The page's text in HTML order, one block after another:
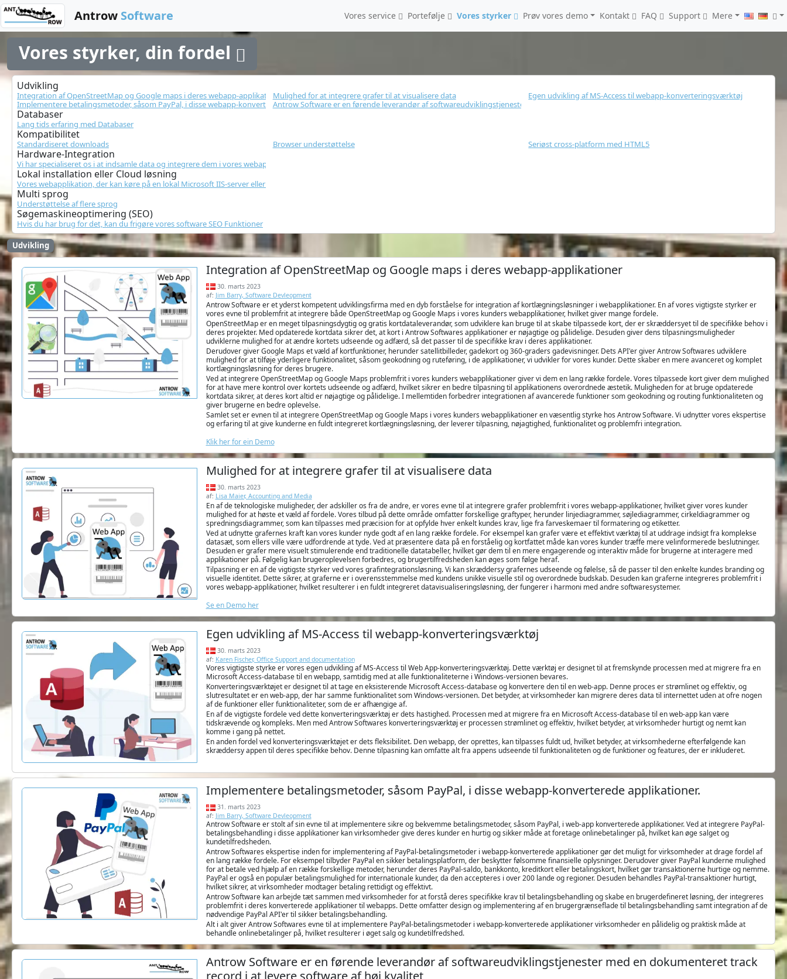
Antrow Software Vores service Portefølje Vores styrker Prøv vores demo Kontakt FAQ Support Mere
Vores styrker, din fordel
Udvikling
Integration af OpenStreetMap og Google maps i deres webapp-applikationerMulighed for at integrere grafer til at visualisere data
Egen udvikling af MS-Access til webapp-konverteringsværktøj
Implementere betalingsmetoder, såsom PayPal, i disse webapp-konverterede applikationer.Antrow Software er en førende leverandør af softwareudviklingstjenester med en dokumenteret track record i at levere software af høj kvalitet
Databaser
Lang tids erfaring med Databaser
Kompatibilitet
Standardiseret downloads Browser understøttelse Seriøst cross-platform med HTML5
Hardware-Integration
Vi har specialiseret os i at indsamle data og integrere dem i vores webapps fra ALLE former for hardware
Lokal installation eller Cloud løsning
Vores webapplikation, der kan køre på en lokal Microsoft IIS-server eller i skyen
Multi sprog
Understøttelse af flere sprog
Søgemaskineoptimering (SEO)
Hvis du har brug for det, kan du frigøre vores software SEO Funktioner
Udvikling
Integration af OpenStreetMap og Google maps i deres webapp-applikationer
30. marts 2023
af: Jim Barry, Software Devleopment
Antrow Software er et yderst kompetent udviklingsfirma med en dyb forståelse for integration af kortlægningsløsninger i webapplikationer. En af vores vigtigste styrker er
vores evne til problemfrit at integrere både OpenStreetMap og Google Maps i vores kunders webapplikationer, hvilket giver mange fordele.
OpenStreetMap er en meget tilpasningsdygtig og gratis kortdataleverandør, som udviklere kan bruge til at skabe tilpassede kort, der er skræddersyet til de specifikke behov i
deres projekter. Med opdaterede kortdata sikrer det, at kort i Antrow Softwares applikationer er nøjagtige og pålidelige. Desuden giver dens tilpasningsmuligheder
udviklerne mulighed for at ændre kortets udseende og adfærd, så det passer til de specifikke krav i deres applikationer.
Derudover giver Google Maps et væld af kortfunktioner, herunder satellitbilleder, gadekort og 360-graders gadevisninger. Dets API'er giver Antrow Softwares udviklere
mulighed for at tilføje yderligere funktionalitet, såsom geokodning og ruteføring, i de applikationer, vi udvikler for vores kunder. Dette skaber en mere avanceret og komplet
kortlægningsløsning for deres brugere.
Ved at integrere OpenStreetMap og Google Maps problemfrit i vores kunders webapplikationer giver vi dem en lang række fordele. Vores tilpassede kort giver dem mulighed
for at have mere kontrol over kortets udseende og adfærd, hvilket sikrer en bedre tilpasning til applikationens overordnede æstetik. Muligheden for at bruge opdaterede
kortdata sikrer, at deres kort altid er nøjagtige og pålidelige. I mellemtiden forbedrer integrationen af avancerede funktioner som geokodning og routing funktionaliteten og
giver brugerne en bedre oplevelse.
Samlet set er evnen til at integrere OpenStreetMap og Google Maps i vores kunders webapplikationer en væsentlig styrke hos Antrow Software. Vi udnytter vores ekspertise
og erfaring til at give kunderne en fuldt integreret kortlægningsløsning, der leverer tilpasning, nøjagtighed, funktionalitet og problemfri integration.
Klik her for ein Demo
Mulighed for at integrere grafer til at visualisere data
30. marts 2023
af: Lisa Maier, Accounting and Media
En af de teknologiske muligheder, der adskiller os fra de andre, er vores evne til at integrere grafer problemfrit i vores webapp-applikationer, hvilket giver vores kunder
mulighed for at høste et væld af fordele. Vores tilbud på dette område omfatter forskellige graftyper, herunder linjediagrammer, søjlediagrammer, cirkeldiagrammer og
spredningsdiagrammer, som kan tilpasses med præcision for at opfylde hver enkelt kundes krav, lige fra farveskemaer til formatering og etiketter.
Ved at udnytte grafernes kraft kan vores kunder nyde godt af en lang række fordele. For eksempel kan grafer være et effektivt værktøj til at uddrage indsigt fra komplekse
datasæt, som ellers ville være udfordrende at tyde. Ved at præsentere data på en forståelig og kortfattet måde kan vores kunder træffe mere velinformerede beslutninger.
Desuden er grafer mere visuelt stimulerende end traditionelle datatabeller, hvilket gør dem til en mere engagerende og interaktiv måde for brugerne at interagere med
applikationer på. Følgelig kan brugeroplevelsen forbedres, og brugertilfredsheden kan øges som følge heraf.
Tilpasning er en af de vigtigste styrker ved vores grafintegrationsløsning. Vi kan skræddersy grafernes udseende og følelse, så de passer til den enkelte kundes branding og
visuelle identitet. Dette sikrer, at graferne er i overensstemmelse med kundens unikke visuelle stil og overordnede budskab. Desuden kan graferne integreres problemfrit i
vores webapp-applikationer, hvilket resulterer i en fuldt integreret datavisualiseringsløsning, der fungerer i harmoni med andre softwaresystemer.
Se en Demo her
Egen udvikling af MS-Access til webapp-konverteringsværktøj
30. marts 2023
af: Karen Fischer, Office Support and documentation
Vores vigtigste styrke er vores egen udvikling af MS-Access til Web App-konverteringsværktøj. Dette værktøj er designet til at fremskynde processen med at migrere fra en
Microsoft Access-database til en webapp, samtidig med at alle funktionaliteterne i Windows-versionen bevares.
Konverteringsværktøjet er designet til at tage en eksisterende Microsoft Access-database og konvertere den til en web-app. Denne proces er strømlinet og effektiv, og
slutresultatet er en web-app, der har samme funktionalitet som Windows-versionen. Det betyder, at virksomheder kan migrere deres data til internettet uden at ofre nogen
af de funktioner eller funktionaliteter, som de er afhængige af.
En af de vigtigste fordele ved dette konverteringsværktøj er dets hastighed. Processen med at migrere fra en Microsoft Access-database til en web-app kan være
tidskrævende og kompleks. Men med Antrow Softwares konverteringsværktøj er processen strømlinet og effektiv, hvilket betyder, at virksomheder hurtigt og nemt kan
komme i gang på nettet.
En anden fordel ved konverteringsværktøjet er dets fleksibilitet. Den webapp, der oprettes, kan tilpasses fuldt ud, hvilket betyder, at virksomhederne efterfølgende kan
skræddersy appen til deres specifikke behov. Denne tilpasning kan omfatte alt fra appens udseende til funktionaliteten og de funktioner og features, der er inkluderet.
Implementere betalingsmetoder, såsom PayPal, i disse webapp-konverterede applikationer.
31. marts 2023
af: Jim Barry, Software Devleopment
Antrow Software er stolt af sin evne til at implementere sikre og bekvemme betalingsmetoder, såsom PayPal, i web-app konverterede applikationer. Ved at integrere PayPal-
betalingsbehandling i disse applikationer kan virksomheder give deres kunder en hurtig og sikker måde at foretage onlinebetalinger på, hvilket kan øge salget og
kundetilfredsheden.
Antrow Softwares ekspertise inden for implementering af PayPal-betalingsmetoder i webapp-konverterede applikationer gør det muligt for virksomheder at drage fordel af
en lang række fordele. For eksempel tilbyder PayPal en sikker betalingsplatform, der beskytter følsomme finansielle oplysninger. Derudover giver PayPal kunderne mulighed
for at betale ved hjælp af en række forskellige metoder, herunder deres PayPal-saldo, bankkonto, kreditkort eller betalingskort, hvilket gør transaktionerne hurtige og nemme.
PayPal er også en populær betalingsmulighed for internationale kunder, da den accepteres i over 200 lande og regioner. Desuden behandles PayPal-transaktioner hurtigt,
hvilket sikrer, at virksomheder modtager betaling rettidigt og effektivt.
Antrow Software kan arbejde tæt sammen med virksomheder for at forstå deres specifikke krav til betalingsbehandling og skabe en brugerdefineret løsning, der integreres
problemfrit i deres konverterede applikationer til webapps. Dette omfatter design og implementering af en brugergrænseflade til betalingsbehandling samt integration af de
nødvendige PayPal API'er til sikker betalingsbehandling.
Alt i alt giver Antrow Softwares evne til at implementere PayPal-betalingsmetoder i webapp-konverterede applikationer virksomheder en pålidelig og praktisk måde at
behandle onlinebetalinger på, hvilket resulterer i øget salg og kundetilfredshed.
Antrow Software er en førende leverandør af softwareudviklingstjenester med en dokumenteret track